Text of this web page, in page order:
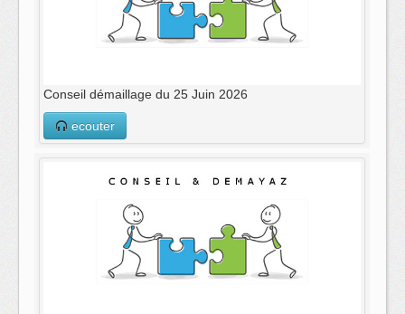
Conseil démaillage du 25 Juin 2026
ecouter